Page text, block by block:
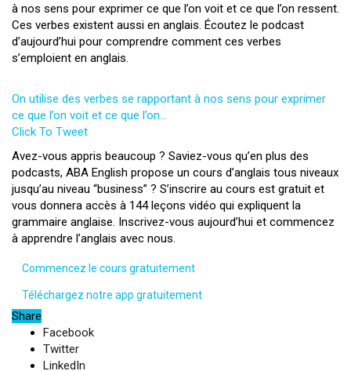
à nos sens pour exprimer ce que l’on voit et ce que l’on ressent.
Ces verbes existent aussi en anglais. Écoutez le podcast
d’aujourd’hui pour comprendre comment ces verbes
s’emploient en anglais.
On utilise des verbes se rapportant à nos sens pour exprimer
ce que l’on voit et ce que l’on…
Click To Tweet
Avez-vous appris beaucoup ? Saviez-vous qu’en plus des
podcasts, ABA English propose un cours d’anglais tous niveaux
jusqu’au niveau “business” ? S’inscrire au cours est gratuit et
vous donnera accès à 144 leçons vidéo qui expliquent la
grammaire anglaise. Inscrivez-vous aujourd’hui et commencez
à apprendre l’anglais avec nous.
Commencez le cours gratuitement
Téléchargez notre app gratuitement
Share
Facebook
Twitter
LinkedIn